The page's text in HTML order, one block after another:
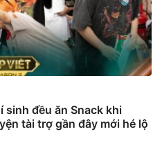
sinh đều ăn Snack khi
tài trợ gần đây mới hé lộ